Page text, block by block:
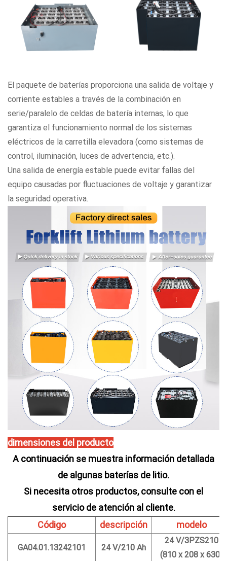
El paquete de baterías proporciona una salida de voltaje y
corriente estables a través de la combinación en
serie/paralelo de celdas de batería internas, lo que
garantiza el funcionamiento normal de los sistemas
eléctricos de la carretilla elevadora (como sistemas de
control, iluminación, luces de advertencia, etc.).
Una salida de energía estable puede evitar fallas del
equipo causadas por fluctuaciones de voltaje y garantizar
la seguridad operativa.
dimensiones del producto
A continuación se muestra información detallada
de algunas baterías de litio.
Si necesita otros productos, consulte con el
servicio de atención al cliente.
Código
descripción modelo
GA04.01.13242101 24 V/210 Ah
24 V/3PZS210
(810 x 208 x 630)